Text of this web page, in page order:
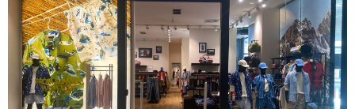
Povraćaj sredstva
Pronađi radnju
Isporuka